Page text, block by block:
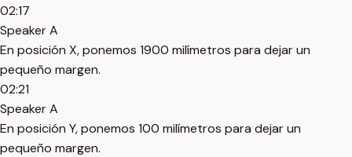
02:17
Speaker A
En posición X, ponemos 1900 milímetros para dejar un
pequeño margen.
02:21
Speaker A
En posición Y, ponemos 100 milímetros para dejar un
pequeño margen.